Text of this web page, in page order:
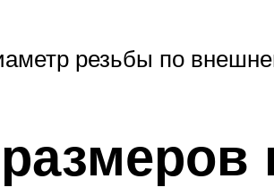
резьбы по